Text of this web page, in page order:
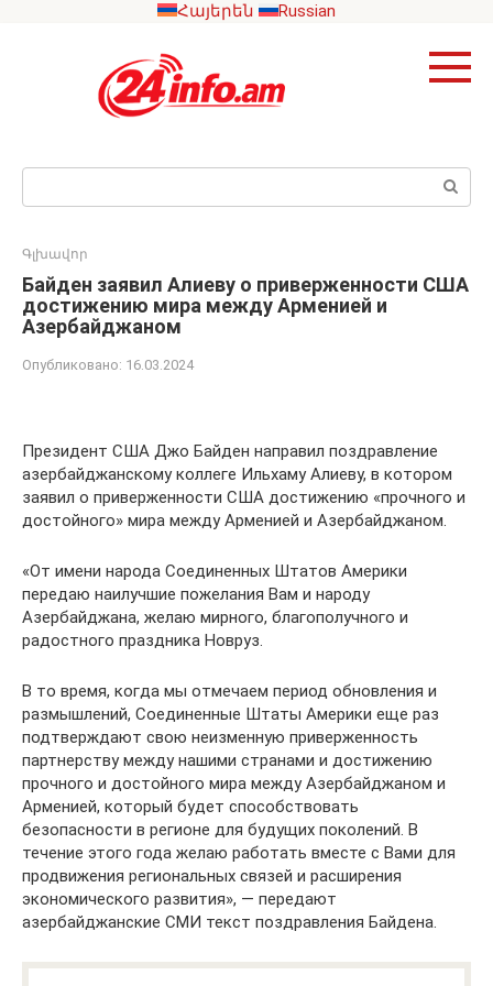
Հայերեն Russian
Поиск:
Գլխավոր
Байден заявил Алиеву о приверженности США
достижению мира между Арменией и
Азербайджаном
Опубликовано: 16.03.2024
Президент США Джо Байден направил поздравление
азербайджанскому коллеге Ильхаму Алиеву, в котором
заявил о приверженности США достижению «прочного и
достойного» мира между Арменией и Азербайджаном.
«От имени народа Соединенных Штатов Америки
передаю наилучшие пожелания Вам и народу
Азербайджана, желаю мирного, благополучного и
радостного праздника Новруз.
В то время, когда мы отмечаем период обновления и
размышлений, Соединенные Штаты Америки еще раз
подтверждают свою неизменную приверженность
партнерству между нашими странами и достижению
прочного и достойного мира между Азербайджаном и
Арменией, который будет способствовать
безопасности в регионе для будущих поколений. В
течение этого года желаю работать вместе с Вами для
продвижения региональных связей и расширения
экономического развития», — передают
азербайджанские СМИ текст поздравления Байдена.